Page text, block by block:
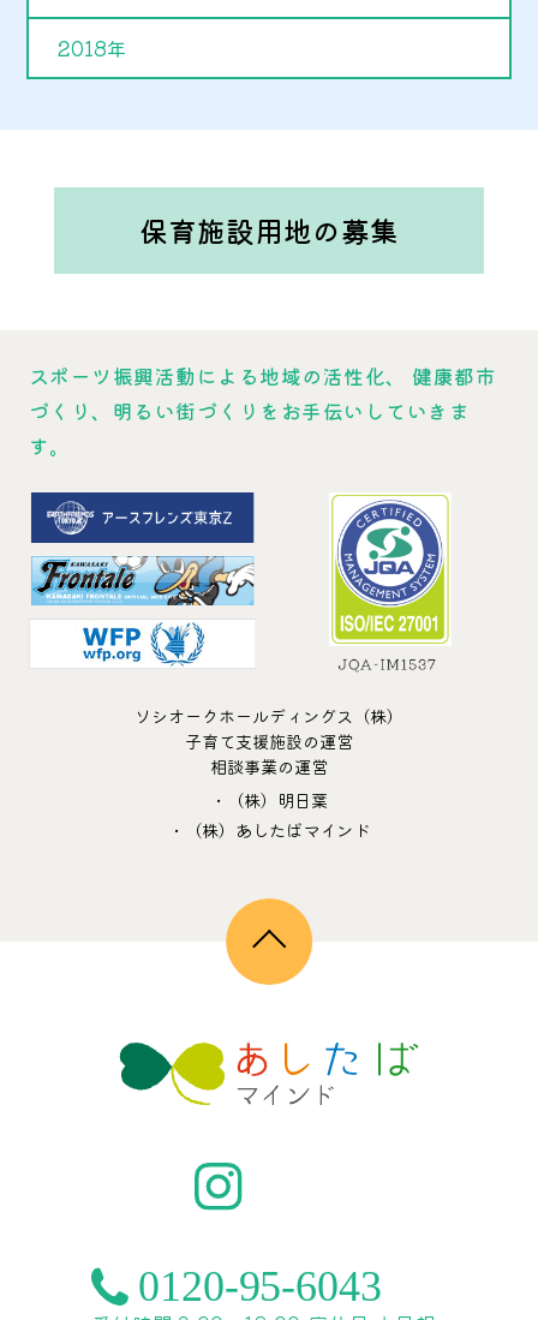
2018年
保育施設用地の募集
スポーツ振興活動による地域の活性化、
健康都市
づくり、明るい街づくりをお手伝いしていきま
す。
ソシオークホールディングス（株）
子育て支援施設の運営
相談事業の運営
・（株）明日葉
・（株）あしたばマインド